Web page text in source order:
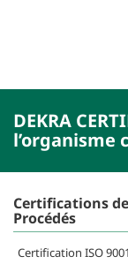
DEKRA
Certifications
Procédés
Certification ISO 9001